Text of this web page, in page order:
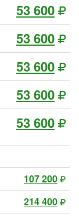
53 600
53 600
53 600
53 600
53 600
107 200
214 400